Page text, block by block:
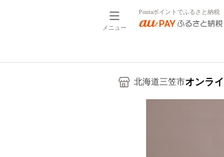
メニュー
Pontaポイントでふるさと納税
北海道三笠市オンラ